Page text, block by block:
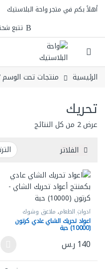
Skip to navigation
Skip to content
أهلاً بكم في متجر واحة البلاستيك
تتبع
الرئيسية منتجات تحت الوسم
تحريك
عرض ⁦2⁩ من كل النتائج
الفلاتر
أدوات الطعام, ملاعق وشوك
وسكاكين
اعواد تحريك الشاي عادي كرتون
(10000) حبة
140 ر.س
هناك العديد من الأشكال